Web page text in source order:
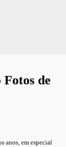
de
anos, em especial